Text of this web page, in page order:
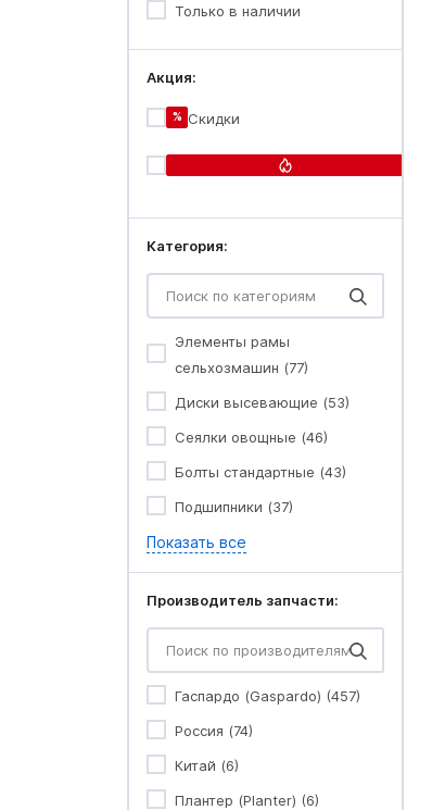
Только в наличии
Акция:
% Скидки
Категория:
Элементы рамы
сельхозмашин (77)
Диски высевающие (53)
Сеялки овощные (46)
Болты стандартные (43)
Подшипники (37)
Показать все
Производитель запчасти:
Гаспардо (Gaspardo) (457)
Россия (74)
Китай (6)
Плантер (Planter) (6)